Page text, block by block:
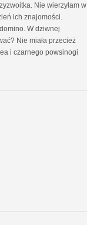
Nie wierzyłam w
ich znajomości.
W dziwnej
Nie miała przecież
i czarnego powsinogi